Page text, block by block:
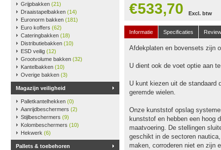
Grijpbakken (21)
Draaistapelbakken (14)
Euronorm bakken (181)
Euro koffers (62)
Cateringbakken (18)
Distributiebakken (10)
ESD veilig (12)
Grootvolume bakken (32)
Kantelbakken (10)
Overige bakken (3)
Magazijn veiligheid
Palletkantelhekken (0)
Aanrijdbeschermers (2)
Stijlbeschermers (9)
Kolombeschermers (10)
Hekwerk (6)
Pallets & toebehoren
€533,70 Excl. btw
Informatie Specificaties
Afdekplaten en bovensets zijn
U dient ook de voet optie aan
U kunt kiezen uit de standaard
geremde wielen.
Onze kunststof opslag
kunststof en hebben een hoog
maatvoering. De stellingen
geschikt in de sectoren
maken, corroderen niet en zijn